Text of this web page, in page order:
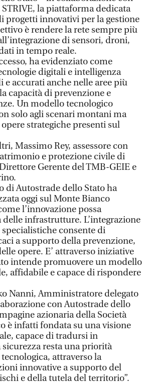
la piattaforma dedicata
progetti innovativi per la gestione
è rendere la rete sempre più
di sensori, droni,
in tempo reale.
ha evidenziato come
digitali e intelligenza
accurati anche nelle aree più
capacità di prevenzione e
Un modello tecnologico
solo agli scenari montani ma
strategiche presenti sul
Massimo Rey, assessore con
e protezione civile di
Gerente del TMB-GEIE e
di Autostrade dello Stato ha
oggi sul Monte Bianco
l’innovazione possa
infrastrutture. L’integrazione
consente di
a supporto della prevenzione,
opere. E’ attraverso iniziative
intende promuovere un modello
affidabile e capace di rispondere
Nanni, Amministratore delegato
con Autostrade dello
azionaria della Società
è infatti fondata su una visione
capace di tradursi in
resta una priorità
attraverso la
innovative a supporto del
e della tutela del territorio”.